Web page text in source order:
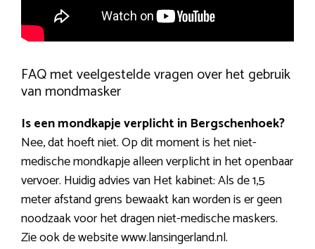
FAQ met veelgestelde vragen over het gebruik
van mondmasker
Is een mondkapje verplicht in Bergschenhoek?
Nee, dat hoeft niet. Op dit moment is het niet-
medische mondkapje alleen verplicht in het openbaar
vervoer. Huidig advies van Het kabinet: Als de 1,5
meter afstand grens bewaakt kan worden is er geen
noodzaak voor het dragen niet-medische maskers.
Zie ook de website www.lansingerland.nl.